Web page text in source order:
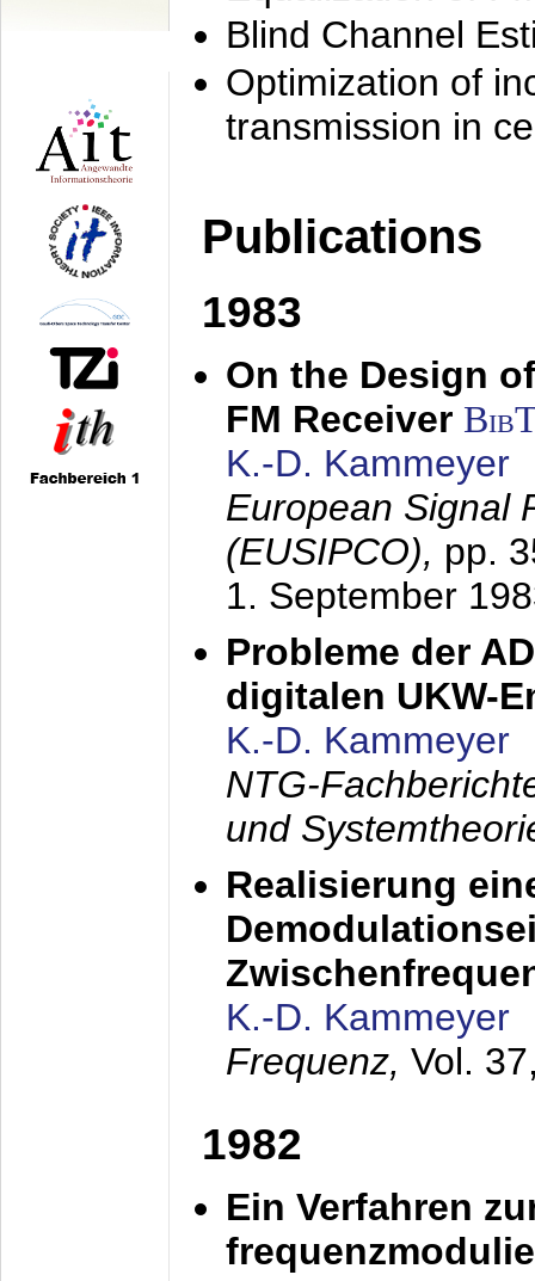
Blind Channel
Optimization of
transmission in
Publications
1983
On the Design
FM Receiver
K.-D. Kammeyer
European Signal
(EUSIPCO), pp.
1. September
Probleme der
digitalen UKW-
K.-D. Kammeyer
NTG-
und
Realisierung
K.-D. Kammeyer
Frequenz, Vol.
1982
Ein Verfahren